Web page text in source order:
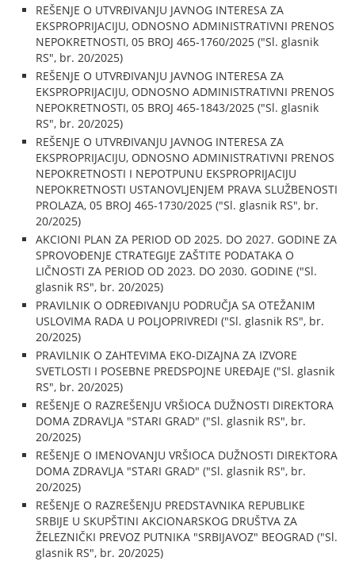
REŠENJE O UTVRĐIVANJU JAVNOG INTERESA ZA
EKSPROPRIJACIJU, ODNOSNO ADMINISTRATIVNI PRENOS
NEPOKRETNOSTI, 05 BROJ 465-1760/2025 ("Sl. glasnik
RS", br. 20/2025)
REŠENJE O UTVRĐIVANJU JAVNOG INTERESA ZA
EKSPROPRIJACIJU, ODNOSNO ADMINISTRATIVNI PRENOS
NEPOKRETNOSTI, 05 BROJ 465-1843/2025 ("Sl. glasnik
RS", br. 20/2025)
REŠENJE O UTVRĐIVANJU JAVNOG INTERESA ZA
EKSPROPRIJACIJU, ODNOSNO ADMINISTRATIVNI PRENOS
NEPOKRETNOSTI I NEPOTPUNU EKSPROPRIJACIJU
NEPOKRETNOSTI USTANOVLJENJEM PRAVA SLUŽBENOSTI
PROLAZA, 05 BROJ 465-1730/2025 ("Sl. glasnik RS", br.
20/2025)
AKCIONI PLAN ZA PERIOD OD 2025. DO 2027. GODINE ZA
SPROVOĐENJE CTRATEGIJE ZAŠTITE PODATAKA O
LIČNOSTI ZA PERIOD OD 2023. DO 2030. GODINE ("Sl.
glasnik RS", br. 20/2025)
PRAVILNIK O ODREĐIVANJU PODRUČJA SA OTEŽANIM
USLOVIMA RADA U POLJOPRIVREDI ("Sl. glasnik RS", br.
20/2025)
PRAVILNIK O ZAHTEVIMA EKO-DIZAJNA ZA IZVORE
SVETLOSTI I POSEBNE PREDSPOJNE UREĐAJE ("Sl. glasnik
RS", br. 20/2025)
REŠENJE O RAZREŠENJU VRŠIOCA DUŽNOSTI DIREKTORA
DOMA ZDRAVLJA "STARI GRAD" ("Sl. glasnik RS", br.
20/2025)
REŠENJE O IMENOVANJU VRŠIOCA DUŽNOSTI DIREKTORA
DOMA ZDRAVLJA "STARI GRAD" ("Sl. glasnik RS", br.
20/2025)
REŠENJE O RAZREŠENJU PREDSTAVNIKA REPUBLIKE
SRBIJE U SKUPŠTINI AKCIONARSKOG DRUŠTVA ZA
ŽELEZNIČKI PREVOZ PUTNIKA "SRBIJAVOZ" BEOGRAD ("Sl.
glasnik RS", br. 20/2025)